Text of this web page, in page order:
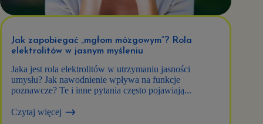
Jak zapobiegać „mgłom mózgowym”? Rola
elektrolitów w jasnym myśleniu
Jaka jest rola elektrolitów w utrzymaniu jasności
umysłu? Jak nawodnienie wpływa na funkcje
poznawcze? Te i inne pytania często pojawiają...
Czytaj więcej